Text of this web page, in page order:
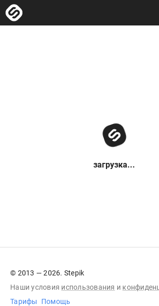
загрузка...
© 2013 — 2026. Stepik
Наши условия использования и
Тарифы
Помощь